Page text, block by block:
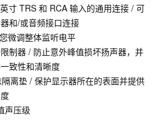
寸 TRS 和 RCA 输入的通用连接 / 可
和/或音频接口连接
微调整体监听电平
制器 / 防止意外峰值损坏扬声器，并
致性和清晰度
离垫 / 保护显示器所在的表面并提供
声压级